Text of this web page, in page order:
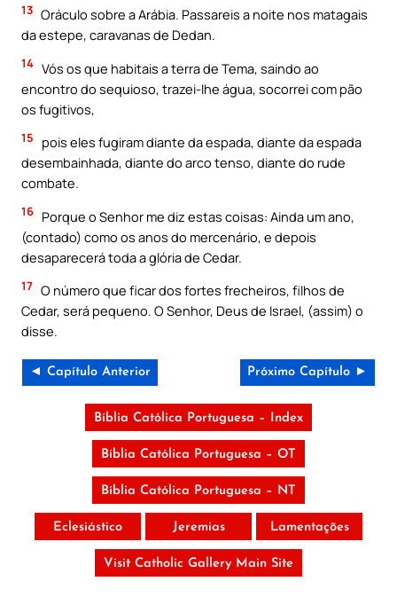
13 Oráculo sobre a Arábia. Passareis a noite nos matagais
da estepe, caravanas de Dedan.
14 Vós os que habitais a terra de Tema, saindo ao
encontro do sequioso, trazei-lhe água, socorrei com pão
os fugitivos,
15
pois eles fugiram diante da espada, diante da espada
desembainhada, diante do arco tenso, diante do rude
combate.
16 Porque o Senhor me diz estas coisas: Ainda um ano,
(contado) como os anos do mercenário, e depois
desaparecerá toda a glória de Cedar.
17 O número que ficar dos fortes frecheiros, filhos de
Cedar, será pequeno. O Senhor, Deus de Israel, (assim) o
disse.
◄ Capítulo Anterior Próximo Capítulo ►
Bíblia Católica Portuguesa – Index
Bíblia Católica Portuguesa – OT
Bíblia Católica Portuguesa – NT
Eclesiástico Jeremias Lamentações
Visit Catholic Gallery Main Site